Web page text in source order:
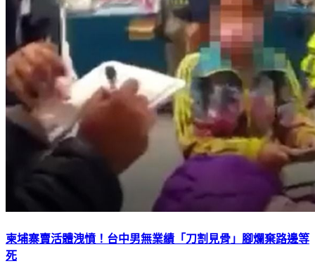
柬埔寨賣活體洩憤！台中男無業績「刀割見骨」腳爛棄路邊等
死